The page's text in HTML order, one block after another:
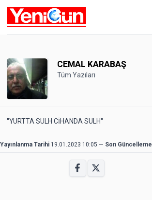
CEMAL KARABAŞ
Tüm Yazıları
''YURTTA SULH CİHANDA SULH''
Yayınlanma Tarihi 19.01.2023 10:05 — Son Güncelleme